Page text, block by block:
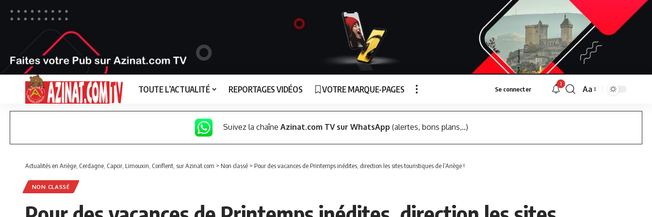
TOUTE L’ACTUALITÉ REPORTAGES VIDÉOS VOTRE MARQUE-PAGES Se connecter
1
Font
Aa
Suivez la chaîne Azinat.com TV sur WhatsApp (alertes, bons plans,..)
Actualités en Ariège, Cerdagne, Capcir, Limouxin, Conflent, sur Azinat.com > Non classé > Pour des vacances de Printemps inédites, direction les sites touristiques de l’Ariège !
NON CLASSÉ